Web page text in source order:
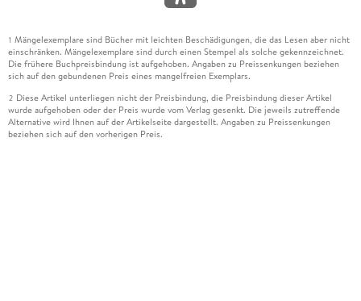
1 Mängelexemplare sind Bücher mit leichten Beschädigungen, die das Lesen aber nicht
einschränken. Mängelexemplare sind durch einen Stempel als solche gekennzeichnet.
Die frühere Buchpreisbindung ist aufgehoben. Angaben zu Preissenkungen beziehen
sich auf den gebundenen Preis eines mangelfreien Exemplars.
2 Diese Artikel unterliegen nicht der Preisbindung, die Preisbindung dieser Artikel
wurde aufgehoben oder der Preis wurde vom Verlag gesenkt. Die jeweils zutreffende
Alternative wird Ihnen auf der Artikelseite dargestellt. Angaben zu Preissenkungen
beziehen sich auf den vorherigen Preis.